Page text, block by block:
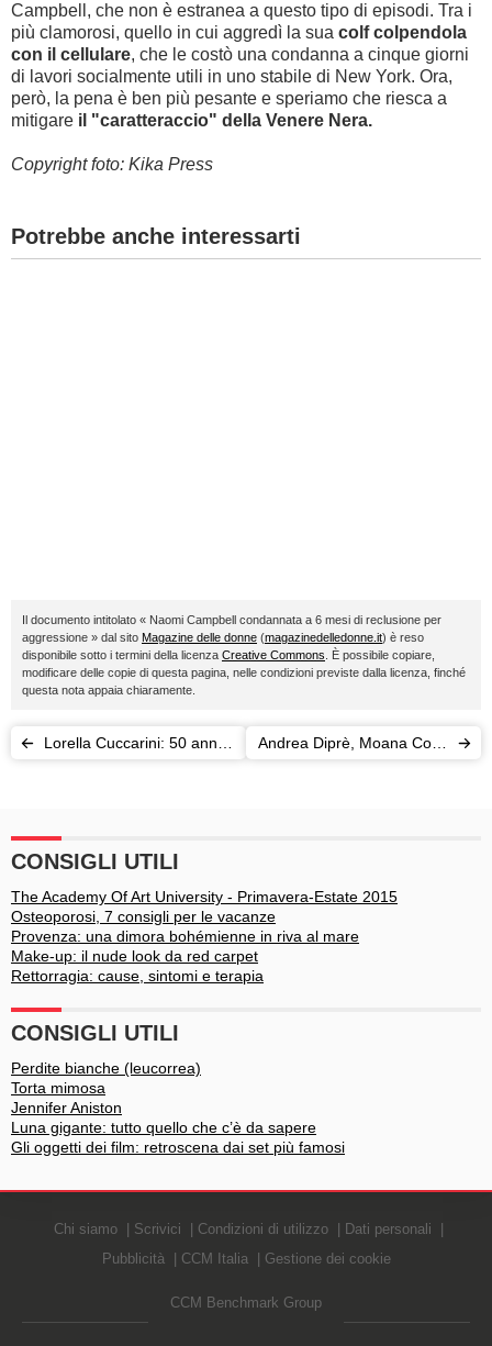
Campbell, che non è estranea a questo tipo di episodi. Tra i
più clamorosi, quello in cui aggredì la sua colf colpendola
con il cellulare, che le costò una condanna a cinque giorni
di lavori socialmente utili in uno stabile di New York. Ora,
però, la pena è ben più pesante e speriamo che riesca a
mitigare il "caratteraccio" della Venere Nera.
Copyright foto: Kika Press
Potrebbe anche interessarti
Il documento intitolato « Naomi Campbell condannata a 6 mesi di reclusione per
aggressione » dal sito Magazine delle donne (magazinedelledonne.it) è reso
disponibile sotto i termini della licenza Creative Commons . È possibile copiare,
modificare delle copie di questa pagina, nelle condizioni previste dalla licenza, finché
questa nota appaia chiaramente.
Lorella Cuccarini: 50 anni e
Andrea Diprè, Moana Conti
CONSIGLI UTILI
The Academy Of Art University - Primavera-Estate 2015
Osteoporosi, 7 consigli per le vacanze
Provenza: una dimora bohémienne in riva al mare
Make-up: il nude look da red carpet
Rettorragia: cause, sintomi e terapia
CONSIGLI UTILI
Perdite bianche (leucorrea)
Torta mimosa
Jennifer Aniston
Luna gigante: tutto quello che c’è da sapere
Gli oggetti dei film: retroscena dai set più famosi
Chi siamo Scrivici Condizioni di utilizzo
Dati personali
Pubblicità
CCM Italia Gestione dei cookie
CCM Benchmark Group